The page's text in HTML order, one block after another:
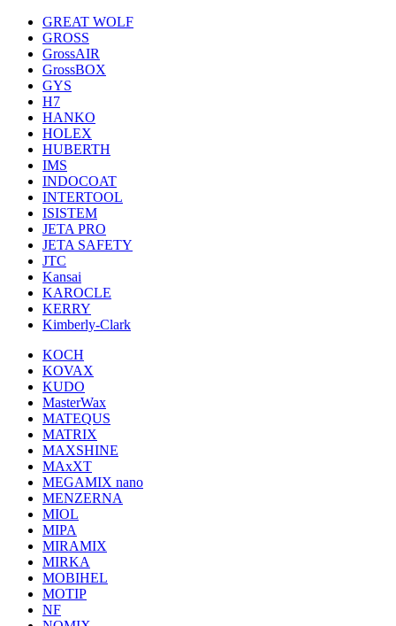
GREAT WOLF
GROSS
GrossAIR
GrossBOX
GYS
H7
HANKO
HOLEX
HUBERTH
IMS
INDOCOAT
INTERTOOL
ISISTEM
JETA PRO
JETA SAFETY
JTC
Kansai
KAROCLE
KERRY
Kimberly-Clark
KOCH
KOVAX
KUDO
MasterWax
MATEQUS
MATRIX
MAXSHINE
MAxXT
MEGAMIX nano
MENZERNA
MIOL
MIPA
MIRAMIX
MIRKA
MOBIHEL
MOTIP
NF